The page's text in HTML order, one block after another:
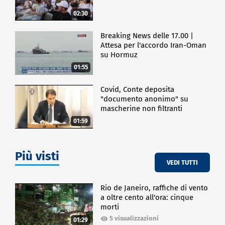
02:30
01:55
Breaking News delle 17.00 |
Attesa per l'accordo Iran-Oman
su Hormuz
01:59
Covid, Conte deposita
"documento anonimo" su
mascherine non filtranti
Più visti VEDI TUTTI
01:29
Rio de Janeiro, raffiche di vento
a oltre cento all'ora: cinque
morti
5 visualizzazioni